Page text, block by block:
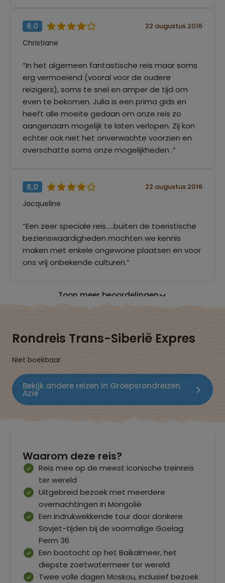
8,0 22 augustus 2016
Christiane
“In het algemeen fantastische reis maar soms
erg vermoeiend (vooral voor de oudere
reizigers), soms te snel en amper de tijd om
even te bekomen. Julia is een prima gids en
heeft alle moeite gedaan om onze reis zo
aangenaam mogelijk te laten verlopen. Zij kon
echter ook niet het onverwachte voorzien en
overschatte soms onze mogelijkheden .”
8,0 22 augustus 2016
Jacqueline
“Een zeer speciale reis.....buiten de toeristische
bezienswaardigheden mochten we kennis
maken met enkele ongewone plaatsen en voor
ons vrij onbekende culturen.”
Toon meer beoordelingen
Rondreis Trans-Siberië Expres
Niet boekbaar
Bekijk andere reizen in Groepsrondreizen
Azië
Waarom deze reis?
Reis mee op de meest iconische treinreis
ter wereld
Uitgebreid bezoek met meerdere
overnachtingen in Mongolië
Een indrukwekkende tour door donkere
Sovjet-tijden bij de voormalige Goelag
Perm 36
Een bootocht op het Baikalmeer, het
diepste zoetwatermeer ter wereld
Twee volle dagen Moskou, inclusief bezoek